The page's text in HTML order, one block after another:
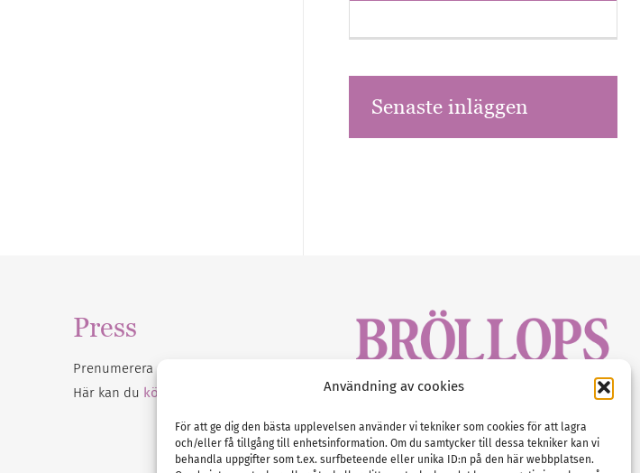
Användning av cookies
För att ge dig den bästa upplevelsen använder vi tekniker som cookies för att lagra
och/eller få tillgång till enhetsinformation. Om du samtycker till dessa tekniker kan vi
behandla uppgifter som t.ex. surfbeteende eller unika ID:n på den här webbplatsen.
Senaste inläggen
Press
Prenumerera på vårt
Här kan du köpa Bröllopsmagasinet
Tel :0522-68 11 90
E-post:info@nordicbridalmedia.com